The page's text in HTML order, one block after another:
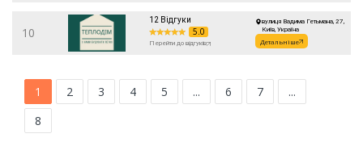
10
12 Відгуки
5.0
Перейти до відгуків
вулиця Вадима Гетьмана, 27,
Київ, Україна
Детальніше
1 2 3 4 5 ... 6 7
...
8